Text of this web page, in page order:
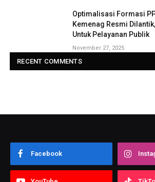
Optimalisasi Formasi
Kemenag Resmi
Untuk Pelayanan Publik
November 27, 2025
RECENT COMMENTS
Facebook